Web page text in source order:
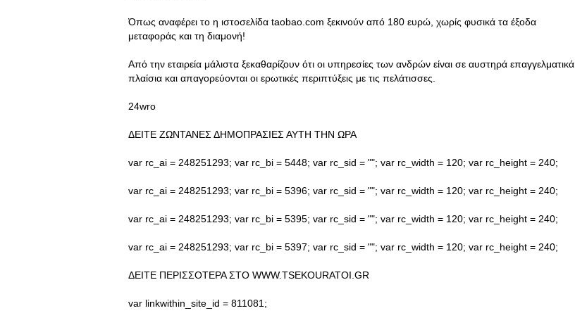
Όπως αναφέρει το η ιστοσελίδα taobao.com ξεκινούν από 180 ευρώ, χωρίς φυσικά τα έξοδα
μεταφοράς και τη διαμονή!
Από την εταιρεία μάλιστα ξεκαθαρίζουν ότι οι υπηρεσίες των ανδρών είναι σε αυστηρά επαγγελματικά
πλαίσια και απαγορεύονται οι ερωτικές περιπτύξεις με τις πελάτισσες.
24wro
ΔΕΙΤΕ ΖΩΝΤΑΝΕΣ ΔΗΜΟΠΡΑΣΙΕΣ ΑΥΤΗ ΤΗΝ ΩΡΑ
var rc_ai = 248251293; var rc_bi = 5448; var rc_sid = ""; var rc_width = 120; var rc_height = 240;
var rc_ai = 248251293; var rc_bi = 5396; var rc_sid = ""; var rc_width = 120; var rc_height = 240;
var rc_ai = 248251293; var rc_bi = 5395; var rc_sid = ""; var rc_width = 120; var rc_height = 240;
var rc_ai = 248251293; var rc_bi = 5397; var rc_sid = ""; var rc_width = 120; var rc_height = 240;
ΔΕΙΤΕ ΠΕΡΙΣΣΟΤΕΡΑ ΣΤΟ WWW.TSEKOURATOI.GR
var linkwithin_site_id = 811081;